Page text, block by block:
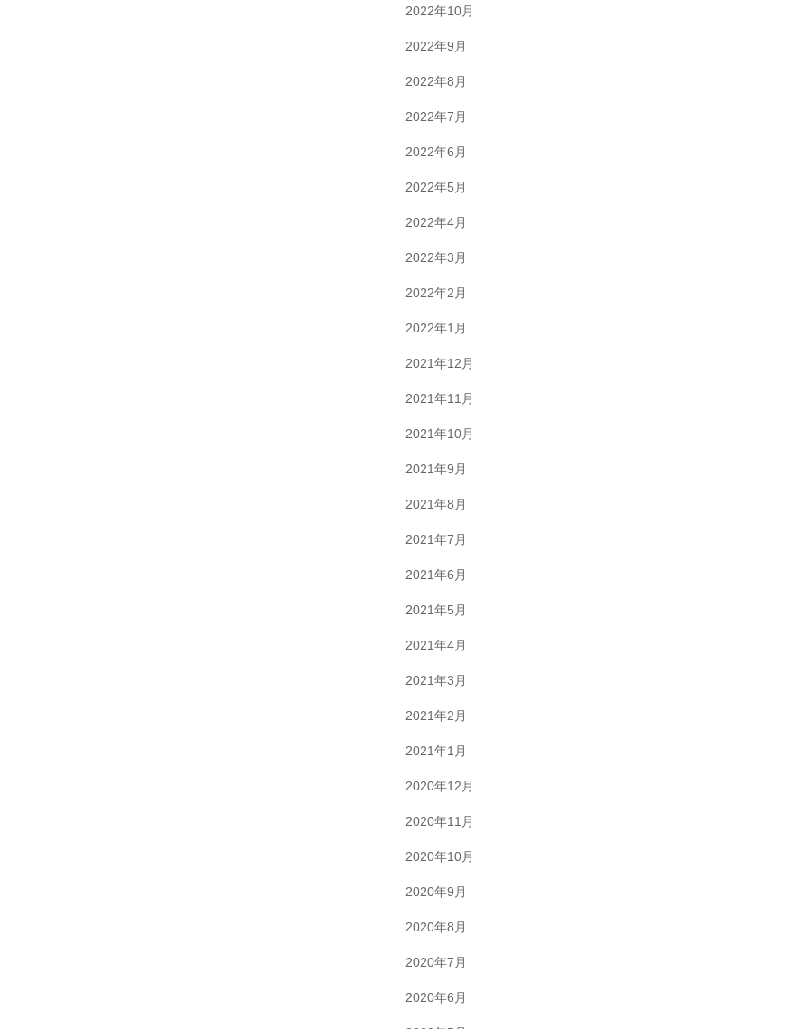
2022年10月
2022年9月
2022年8月
2022年7月
2022年6月
2022年5月
2022年4月
2022年3月
2022年2月
2022年1月
2021年12月
2021年11月
2021年10月
2021年9月
2021年8月
2021年7月
2021年6月
2021年5月
2021年4月
2021年3月
2021年2月
2021年1月
2020年12月
2020年11月
2020年10月
2020年9月
2020年8月
2020年7月
2020年6月